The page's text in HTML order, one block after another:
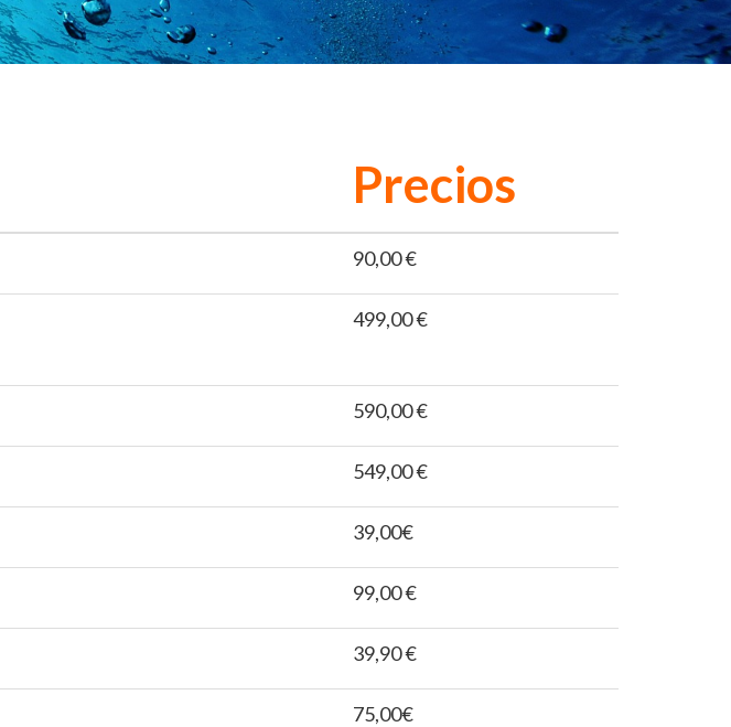
Precios
90,00 €
499,00 €
590,00 €
549,00 €
39,00€
99,00 €
39,90 €
75,00€